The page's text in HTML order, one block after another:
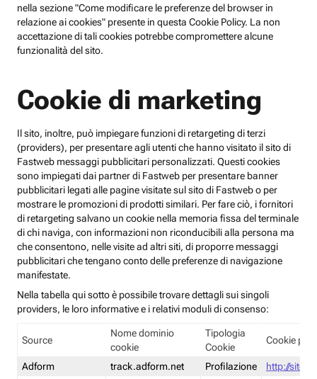
nella sezione "Come modificare le preferenze del browser in
relazione ai cookies" presente in questa Cookie Policy. La non
accettazione di tali cookies potrebbe compromettere alcune
funzionalità del sito.
Cookie di marketing
Il sito, inoltre, può impiegare funzioni di retargeting di terzi
(providers), per presentare agli utenti che hanno visitato il sito di
Fastweb messaggi pubblicitari personalizzati. Questi cookies
sono impiegati dai partner di Fastweb per presentare banner
pubblicitari legati alle pagine visitate sul sito di Fastweb o per
mostrare le promozioni di prodotti similari. Per fare ciò, i fornitori
di retargeting salvano un cookie nella memoria fissa del terminale
di chi naviga, con informazioni non riconducibili alla persona ma
che consentono, nelle visite ad altri siti, di proporre messaggi
pubblicitari che tengano conto delle preferenze di navigazione
manifestate.
Nella tabella qui sotto è possibile trovare dettagli sui singoli
providers, le loro informative e i relativi moduli di consenso:
Source
Nome dominio
cookie
Tipologia
Cookie
Cookie
Adform track.adform.net Profilazione http://